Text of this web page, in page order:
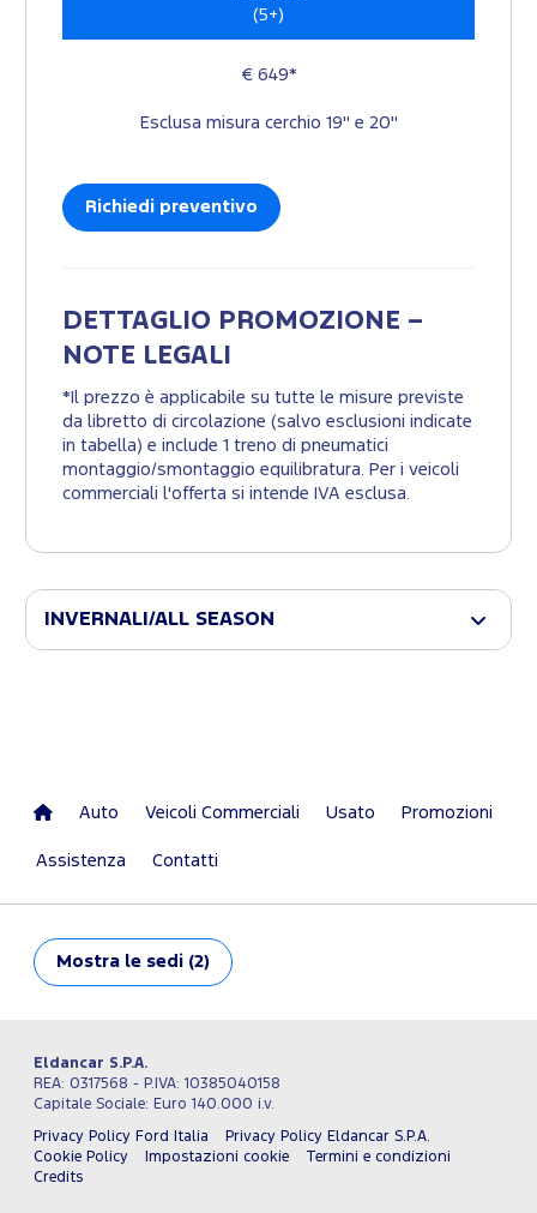
(5+)
€ 649*
Esclusa misura cerchio 19" e 20"
Richiedi preventivo
DETTAGLIO PROMOZIONE –
NOTE LEGALI
*Il prezzo è applicabile su tutte le misure previste
da libretto di circolazione (salvo esclusioni indicate
in tabella) e include 1 treno di pneumatici
montaggio/smontaggio equilibratura. Per i veicoli
commerciali l'offerta si intende IVA esclusa.
INVERNALI/ALL SEASON
Auto Veicoli Commerciali Usato Promozioni
Assistenza Contatti
Mostra le sedi (2)
Eldancar S.P.A.
REA: 0317568 - P.IVA: 10385040158
Capitale Sociale: Euro 140.000 i.v.
Privacy Policy Ford Italia
Privacy Policy Eldancar S.P.A.
Cookie Policy
Impostazioni cookie
Termini e condizioni
Credits